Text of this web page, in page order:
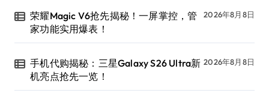
荣耀Magic V6抢先揭秘！一屏掌控，管
家功能实用爆表！
2026年8月8日
手机代购揭秘：三星Galaxy S26 Ultra新
机亮点抢先一览！
2026年8月8日